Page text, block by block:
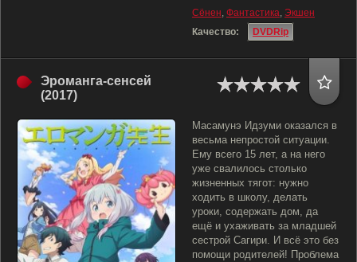
Сёнен, Фантастика, Экшен
Качество:
DVDRip
Эроманга-сенсей
(2017)
Масамунэ Идзуми оказался в
весьма непростой ситуации.
Ему всего 15 лет, а на него
уже свалилось столько
жизненных тягот: нужно
ходить в школу, делать
уроки, содержать дом, да
ещё и ухаживать за младшей
сестрой Сагири. И всё это без
помощи родителей! Проблема